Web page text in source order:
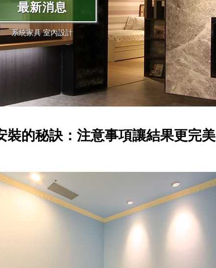
最新消息
系統家具 室內設計
裝的秘訣：注意事項讓結果更完美